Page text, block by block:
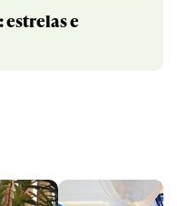
estrelas e